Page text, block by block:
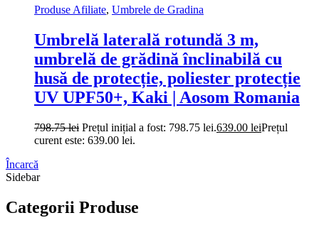
Produse Afiliate, Umbrele de Gradina
Umbrelă laterală rotundă 3 m,
umbrelă de grădină înclinabilă cu
husă de protecție, poliester protecție
UV UPF50+, Kaki | Aosom Romania
798.75lei Prețul inițial a fost: 798.75 lei.639.00 leiPrețul
curent este: 639.00 lei.
Încarcă
Sidebar
Categorii Produse